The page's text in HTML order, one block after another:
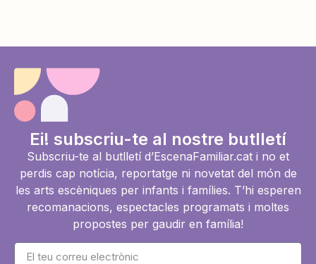
Ei! subscriu-te al nostre butlletí
Subscriu-te al butlletí d’EscenaFamiliar.cat i no et
perdis cap notícia, reportatge ni novetat del món de
les arts escèniques per infants i famílies. T’hi esperen
recomanacions, espectacles programats i moltes
propostes per gaudir en família!